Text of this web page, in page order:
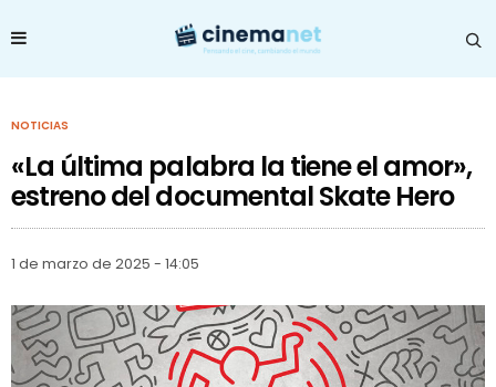
NOTICIAS
«La última palabra la tiene el amor»,
estreno del documental Skate Hero
1 de marzo de 2025 - 14:05